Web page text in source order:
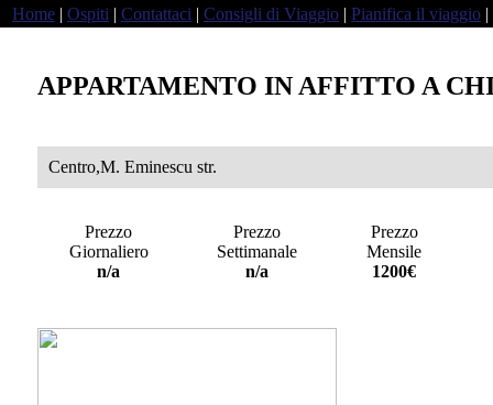
Home | Ospiti | Contattaci | Consigli di Viaggio | Pianifica il viaggio |
APPARTAMENTO IN AFFITTO A
Centro,M. Eminescu str.
Prezzo
Giornaliero
n/a
Prezzo
Settimanale
n/a
Prezzo
Mensile
1200€